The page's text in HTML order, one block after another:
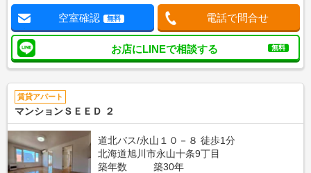
空室確認 無料 電話で問合せ
お店にLINEで相談する 無料
賃貸アパート
マンションＳＥＥＤ ２
道北バス/永山１０－８ 徒歩1分
北海道旭川市永山十条9丁目
築年数
築30年